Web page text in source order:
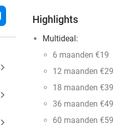
keyboard_arrow_right
keyboard_arrow_right
keyboard_arrow_right
Highlights
Multideal:
6 maanden €19
12 maanden €29
18 maanden €39
36 maanden €49
60 maanden €59